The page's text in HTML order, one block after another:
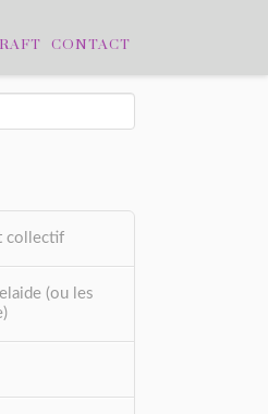
CONTACT
collectif
(ou les